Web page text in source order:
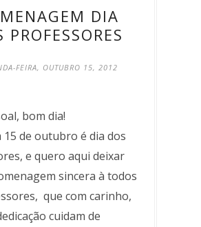
DIA
PROFESSORES
FEIRA, OUTUBRO 15, 2012
bom dia!
15 de outubro é dia dos
e quero aqui deixar
sincera à todos
que com carinho,
cuidam de